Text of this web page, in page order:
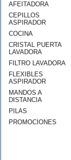
AFEITADORA
CEPILLOS
ASPIRADOR
COCINA
CRISTAL PUERTA
LAVADORA
FILTRO LAVADORA
FLEXIBLES
ASPIRADOR
MANDOS A
DISTANCIA
PILAS
PROMOCIONES